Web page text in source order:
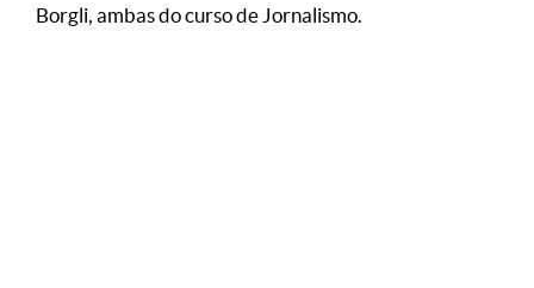
Borgli, ambas do curso de Jornalismo.